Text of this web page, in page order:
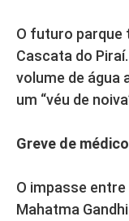
O futuro parque
Cascata do
volume de água
um “véu de
Greve de
O impasse entre
Mahatma